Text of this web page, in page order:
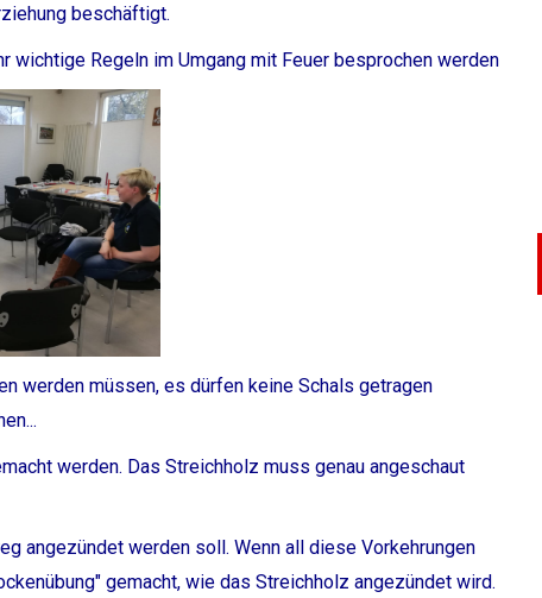
beschäftigt.
wichtige Regeln im Umgang mit Feuer besprochen werden
werden müssen, es dürfen keine Schals getragen
werden. Das Streichholz muss genau angeschaut
angezündet werden soll. Wenn all diese Vorkehrungen
gemacht, wie das Streichholz angezündet wird.